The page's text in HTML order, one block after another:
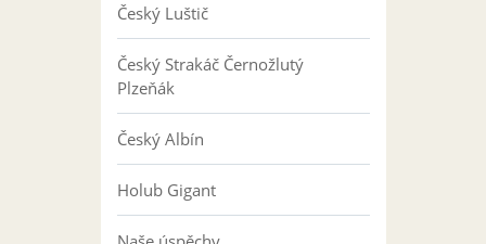
Český Luštič
Český Strakáč Černožlutý
Plzeňák
Český Albín
Holub Gigant